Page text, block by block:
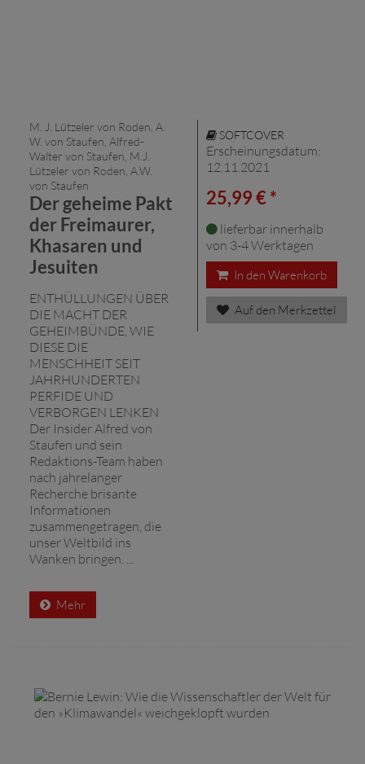
M. J. Lützeler von Roden, A.
W. von Staufen, Alfred-
Walter von Staufen, M.J.
Lützeler von Roden, A.W.
von Staufen
Der geheime Pakt
der Freimaurer,
Khasaren und
Jesuiten
ENTHÜLLUNGEN ÜBER
DIE MACHT DER
GEHEIMBÜNDE, WIE
DIESE DIE
MENSCHHEIT SEIT
JAHRHUNDERTEN
PERFIDE UND
VERBORGEN LENKEN
Der Insider Alfred von
Staufen und sein
Redaktions-Team haben
nach jahrelanger
Recherche brisante
Informationen
zusammengetragen, die
unser Weltbild ins
Wanken bringen. ...
Mehr
SOFTCOVER
Erscheinungsdatum:
12.11.2021
25,99 € *
lieferbar innerhalb
von 3-4 Werktagen
In den Warenkorb
Auf den Merkzettel